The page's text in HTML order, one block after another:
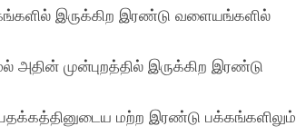
இருக்கிற இரண்டு வளையங்களில்
முன்புறத்தில் இருக்கிற இரண்டு
மற்ற இரண்டு பக்கங்களிலும்